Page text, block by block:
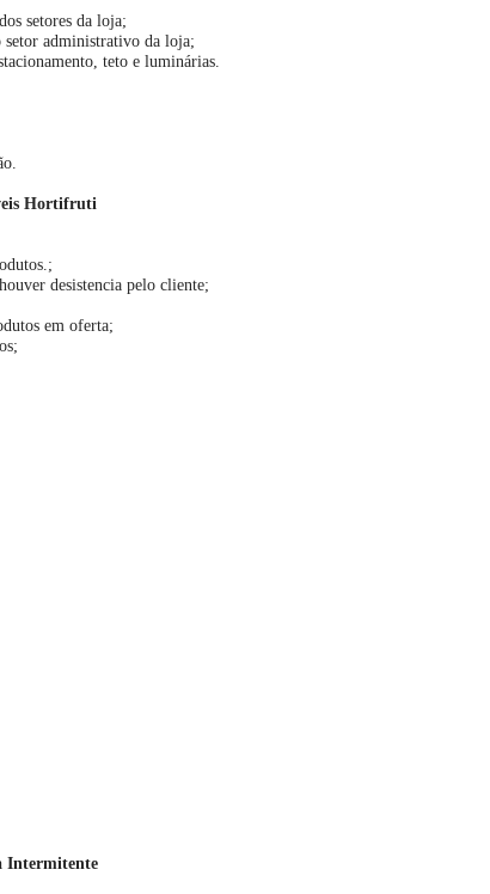
setores da loja;
administrativo da loja;
teto e luminárias.
Hortifruti
desistencia pelo cliente;
em oferta;
Intermitente